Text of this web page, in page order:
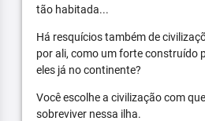
tão habitada...
Há resquícios também de
por ali, como um forte construído
eles já no continente?
Você escolhe a civilização com
sobreviver nessa ilha.